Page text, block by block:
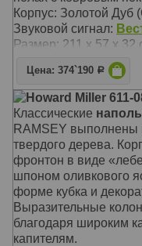
Корпус: Золотой Дуб
Звуковой сигнал:
Размер: 211 x 57 х 32
Цена: 374`190 Р
Howard Miller 611-
Классические
RAMSEY выполнены
твердого дерева.
фронтон в виде
шпоном оливкового
форме кубка и
Выразительные
благодаря широким
капителям.